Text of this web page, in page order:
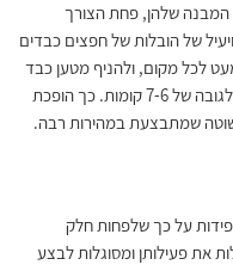
המבנה שלהן, פחת הצורך
של הובלות של חפצים כבדים
לכל מקום, ולהניף מטען כבד
למדי – לעתים עד כדי שני טון או אפילו יותר – לגובה של 7-6 קומות. כך הופכת
שמתבצעת במהירות רבה.
על כך שלפחות חלק
את פעילותן ומסוגלות לבצע